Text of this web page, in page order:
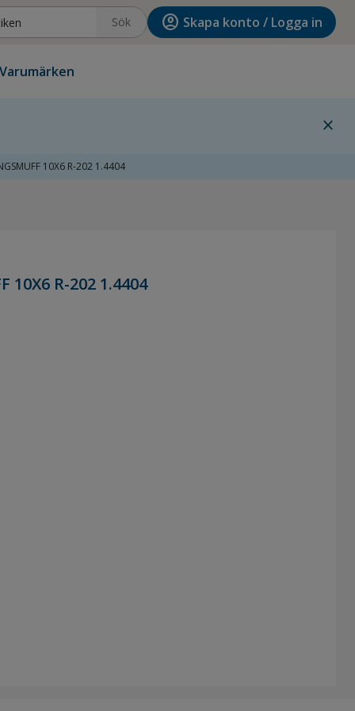
Sök account_circle Skapa konto / Logga in
close
10X6 R-202 1.4404
10X6 R-202 1.4404